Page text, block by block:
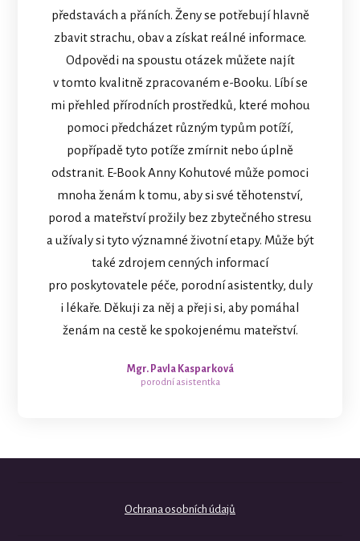
představách a přáních. Ženy se potřebují hlavně
zbavit strachu, obav a získat reálné informace.
Odpovědi na spoustu otázek můžete najít
v tomto kvalitně zpracovaném e-Booku. Líbí se
mi přehled přírodních prostředků, které mohou
pomoci předcházet různým typům potíží,
popřípadě tyto potíže zmírnit nebo úplně
odstranit. E-Book Anny Kohutové může pomoci
mnoha ženám k tomu, aby si své těhotenství,
porod a mateřství prožily bez zbytečného stresu
a užívaly si tyto významné životní etapy. Může být
také zdrojem cenných informací
pro poskytovatele péče, porodní asistentky, duly
i lékaře. Děkuji za něj a přeji si, aby pomáhal
ženám na cestě ke spokojenému mateřství.
Mgr. Pavla Kasparková
porodní asistentka
Ochrana osobních údajů